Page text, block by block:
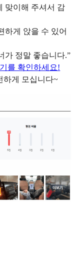
맞이해 주셔서 감
하게 앉을 수 있어
가 정말 좋습니다.”
를 확인하세요!
하게 모십니다~